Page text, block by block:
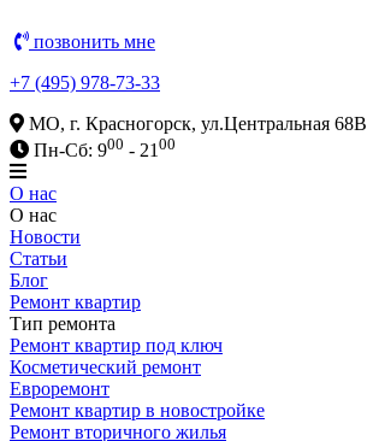
позвонить мне
+7 (495) 978-73-33
МО, г. Красногорск, ул.Центральная 68В
Пн-Сб: 900 - 21 00
О нас
О нас
Новости
Статьи
Блог
Ремонт квартир
Тип ремонта
Ремонт квартир под ключ
Косметический ремонт
Евроремонт
Ремонт квартир в новостройке
Ремонт вторичного жилья